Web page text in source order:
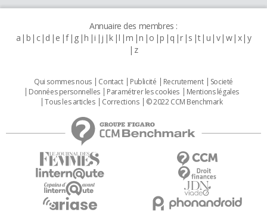
Annuaire des membres :
a b c d e f g h i j k l m n o p q r s t u v w x y
z
Qui sommes nous Contact Publicité Recrutement
Societé
Données personnelles
Paramétrer les cookies
Mentions légales
Tous les articles
Corrections © 2022 CCM Benchmark